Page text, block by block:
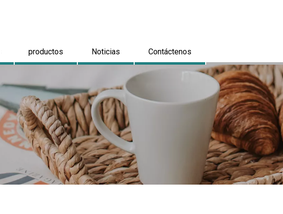
productos Noticias Contáctenos